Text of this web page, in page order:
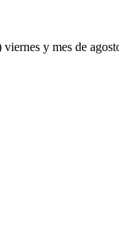
y mes de